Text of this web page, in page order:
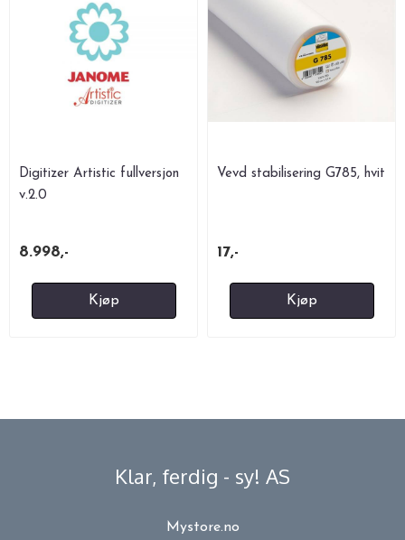
Digitizer Artistic fullversjon
v.2.0
8.998,-
Kjøp
Vevd stabilisering G785, hvit
17,-
Kjøp
Klar, ferdig - sy! AS
Mystore.no